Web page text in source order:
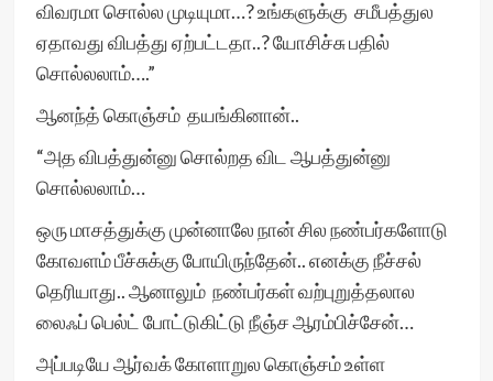
விவரமா சொல்ல முடியுமா…? உங்களுக்கு சமீபத்துல
ஏதாவது விபத்து ஏற்பட்டதா..? யோசிச்சு பதில்
சொல்லலாம்….”
ஆனந்த் கொஞ்சம் தயங்கினான்..
“அத விபத்துன்னு சொல்றத விட ஆபத்துன்னு
சொல்லலாம்…
ஒரு மாசத்துக்கு முன்னாலே நான் சில நண்பர்களோடு
கோவளம் பீச்சுக்கு போயிருந்தேன்.. எனக்கு நீச்சல்
தெரியாது.. ஆனாலும் நண்பர்கள் வற்புறுத்தலால
லைஃப் பெல்ட் போட்டுகிட்டு நீஞ்ச ஆரம்பிச்சேன்…
அப்படியே ஆர்வக் கோளாறுல கொஞ்சம் உள்ள